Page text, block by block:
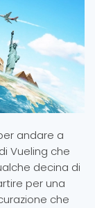
andare a
Vueling che
decina di
per una
che